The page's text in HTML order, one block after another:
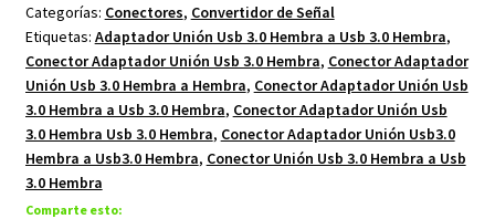
Categorías: Conectores, Convertidor de Señal
Etiquetas: Adaptador Unión Usb 3.0 Hembra a Usb 3.0 Hembra,
Conector Adaptador Unión Usb 3.0 Hembra, Conector Adaptador
Unión Usb 3.0 Hembra a Hembra, Conector Adaptador Unión Usb
3.0 Hembra a Usb 3.0 Hembra, Conector Adaptador Unión Usb
3.0 Hembra Usb 3.0 Hembra, Conector Adaptador Unión Usb3.0
Hembra a Usb3.0 Hembra, Conector Unión Usb 3.0 Hembra a Usb
3.0 Hembra
Comparte esto: